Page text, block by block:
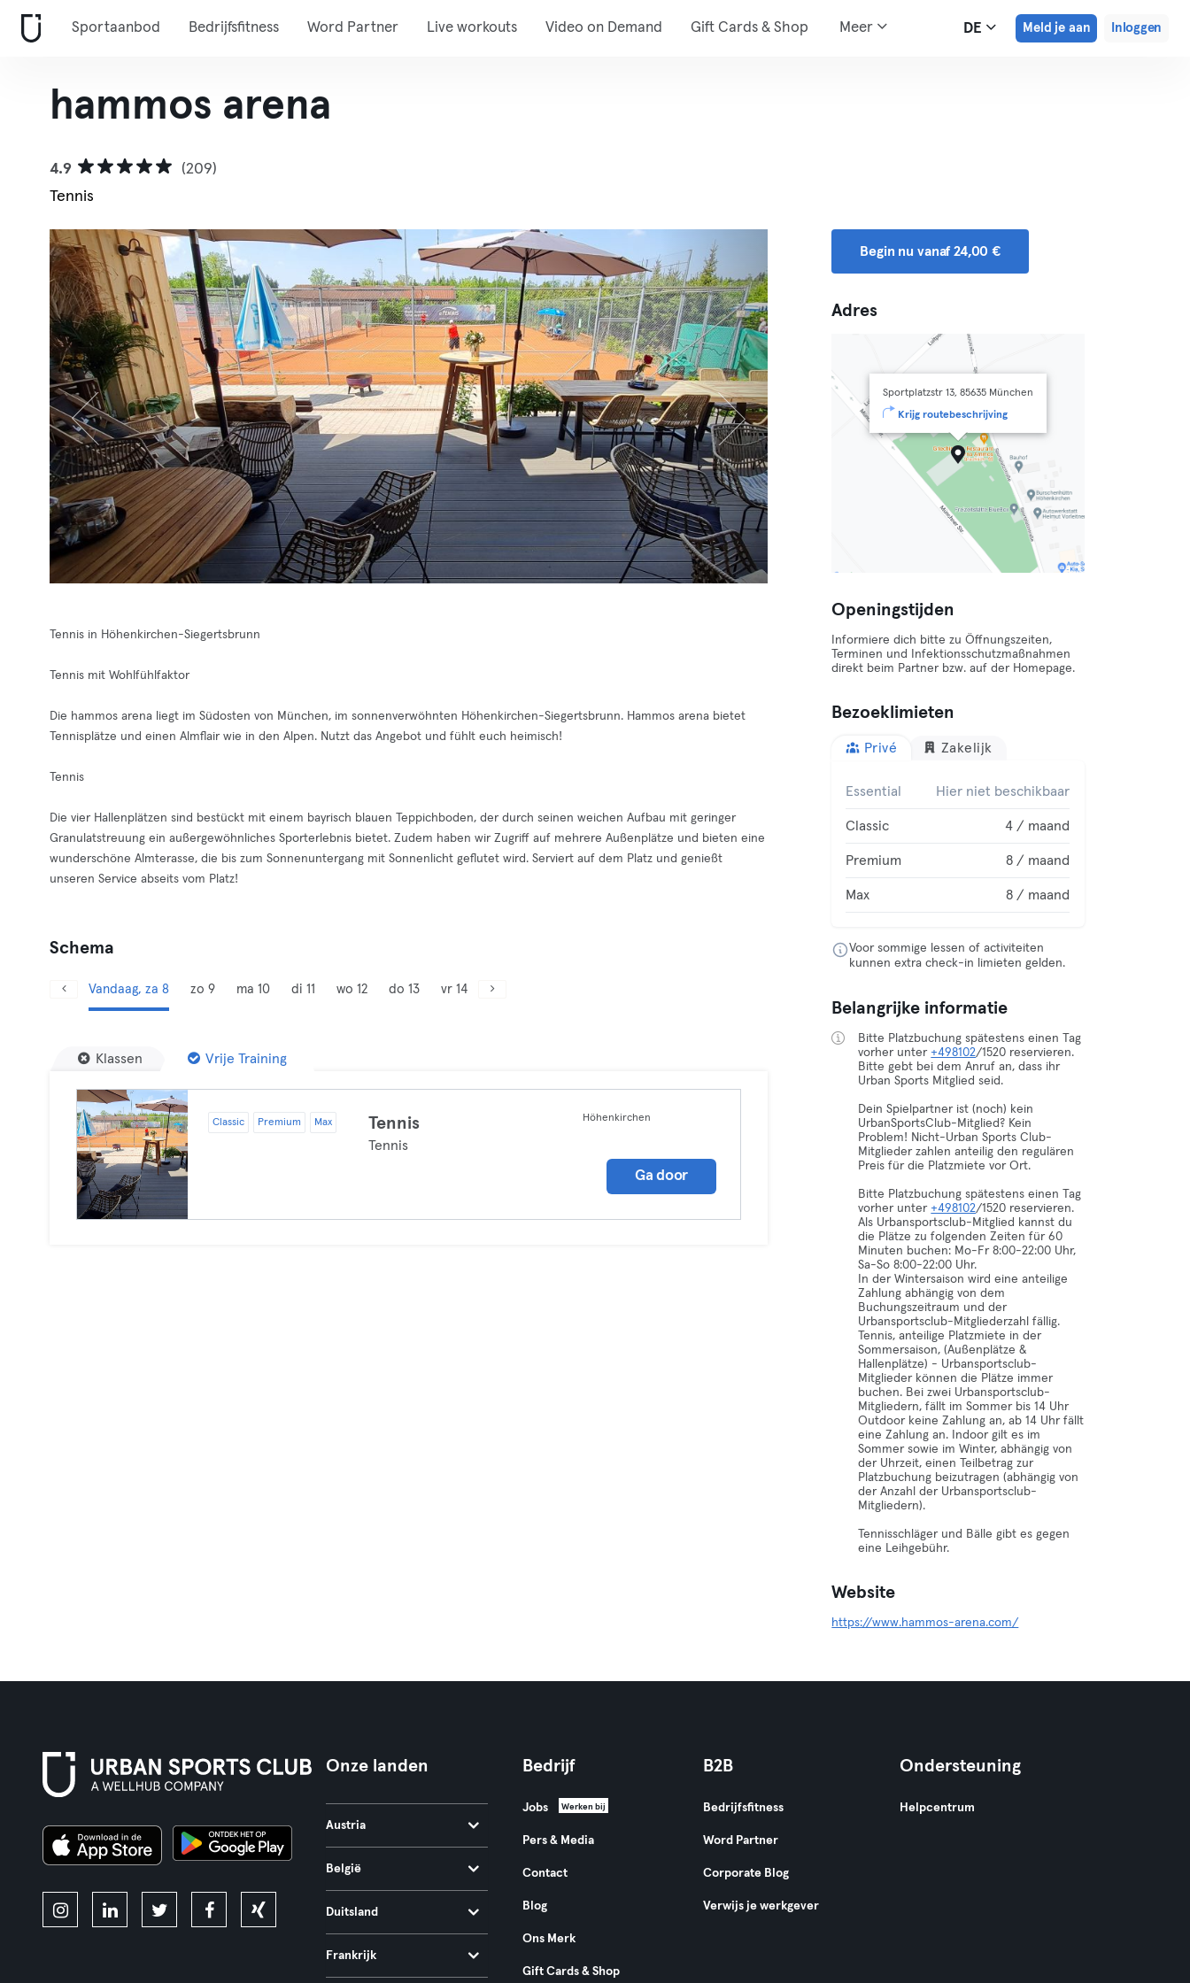
Sportaanbod Bedrijfsfitness Word Partner Live workouts Video on Demand Gift Cards & Shop Meer DE Meld je aan Inloggen
hammos arena
4.9
(209)
Tennis
Tennis in Höhenkirchen-Siegertsbrunn
Tennis mit Wohlfühlfaktor
Die hammos arena liegt im Südosten von München, im sonnenverwöhnten Höhenkirchen-Siegertsbrunn. Hammos arena bietet
Tennisplätze und einen Almflair wie in den Alpen. Nutzt das Angebot und fühlt euch heimisch!
Tennis
Die vier Hallenplätzen sind bestückt mit einem bayrisch blauen Teppichboden, der durch seinen weichen Aufbau mit geringer
Granulatstreuung ein außergewöhnliches Sporterlebnis bietet. Zudem haben wir Zugriff auf mehrere Außenplätze und bieten eine
wunderschöne Almterasse, die bis zum Sonnenuntergang mit Sonnenlicht geflutet wird. Serviert auf dem Platz und genießt
unseren Service abseits vom Platz!
Schema
Vandaag, za 8 zo 9 ma 10 di 11 wo 12 do 13 vr 14
Klassen Vrije Training
Classic Premium Max Tennis
Tennis
Höhenkirchen
Ga door
Begin nu vanaf 24,00 €
Adres
Sportplatzstr 13, 85635 München
Krijg routebeschrijving
Openingstijden
Informiere dich bitte zu Öffnungszeiten,
Terminen und Infektionsschutzmaßnahmen
direkt beim Partner bzw. auf der Homepage.
Bezoeklimieten
Privé Zakelijk
Essential Hier niet beschikbaar
Classic 4 / maand
Premium 8 / maand
Max 8 / maand
Voor sommige lessen of activiteiten
kunnen extra check-in limieten gelden.
Belangrijke informatie
Bitte Platzbuchung spätestens einen Tag
vorher unter +498102/1520 reservieren.
Bitte gebt bei dem Anruf an, dass ihr
Urban Sports Mitglied seid.
Dein Spielpartner ist (noch) kein
UrbanSportsClub-Mitglied? Kein
Problem! Nicht-Urban Sports Club-
Mitglieder zahlen anteilig den regulären
Preis für die Platzmiete vor Ort.
Bitte Platzbuchung spätestens einen Tag
vorher unter +498102/1520 reservieren.
Als Urbansportsclub-Mitglied kannst du
die Plätze zu folgenden Zeiten für 60
Minuten buchen: Mo-Fr 8:00-22:00 Uhr,
Sa-So 8:00-22:00 Uhr.
In der Wintersaison wird eine anteilige
Zahlung abhängig von dem
Buchungszeitraum und der
Urbansportsclub-Mitgliederzahl fällig.
Tennis, anteilige Platzmiete in der
Sommersaison, (Außenplätze &
Hallenplätze) - Urbansportsclub-
Mitglieder können die Plätze immer
buchen. Bei zwei Urbansportsclub-
Mitgliedern, fällt im Sommer bis 14 Uhr
Outdoor keine Zahlung an, ab 14 Uhr fällt
eine Zahlung an. Indoor gilt es im
Sommer sowie im Winter, abhängig von
der Uhrzeit, einen Teilbetrag zur
Platzbuchung beizutragen (abhängig von
der Anzahl der Urbansportsclub-
Mitgliedern).
Tennisschläger und Bälle gibt es gegen
eine Leihgebühr.
Website
https://www.hammos-arena.com/
Onze landen
Austria
België
Duitsland
Frankrijk
Bedrijf
Jobs Werken bij
Pers & Media
Contact
Blog
Ons Merk
Gift Cards & Shop
B2B
Bedrijfsfitness
Word Partner
Corporate Blog
Verwijs je werkgever
Ondersteuning
Helpcentrum